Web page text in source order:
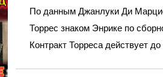
По данным Джанлуки Ди
Торрес знаком Энрике по
Контракт Торреса действует